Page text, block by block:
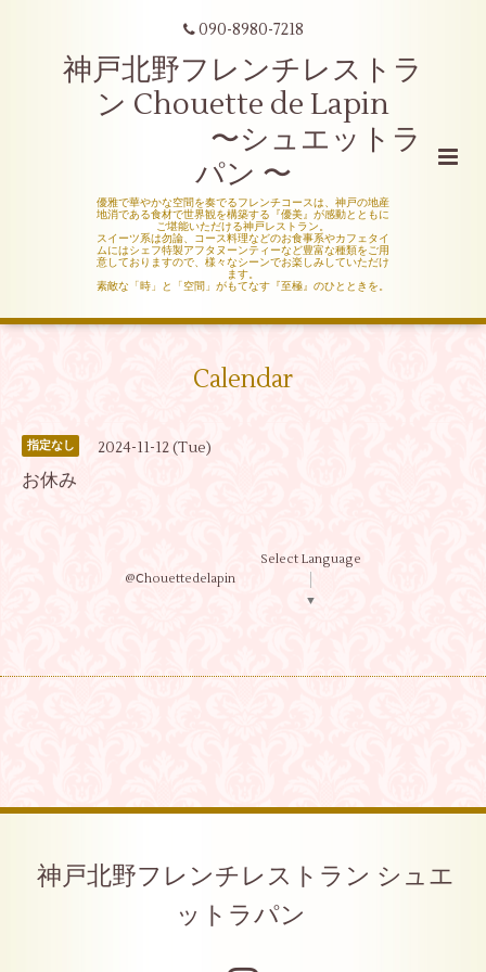
090-8980-7218
神戸北野フレンチレストラ
ン Chouette de Lapin
〜シュエットラ
パン 〜
優雅で華やかな空間を奏でるフレンチコースは、神戸の地産
地消である食材で世界観を構築する『優美』が感動とともに
ご堪能いただける神戸レストラン。
スイーツ系は勿論、コース料理などのお食事系やカフェタイ
ムにはシェフ特製アフタヌーンティーなど豊富な種類をご用
意しておりますので、様々なシーンでお楽しみしていただけ
ます。
素敵な「時」と「空間」がもてなす『至極』のひとときを。
Calendar
指定なし 2024-11-12 (Tue)
お休み
@Ⅽhouettedelapin
Select Language
▼
神戸北野フレンチレストラン シュエ
ットラパン